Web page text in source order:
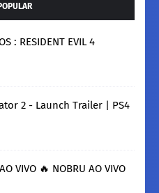
: RESIDENT EVIL 4
2 - Launch Trailer | PS4
VIVO 🔥 NOBRU AO VIVO